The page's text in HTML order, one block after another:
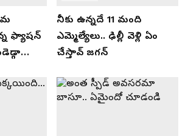
ఫ్యాషన్
నీకు ఉన్నదే 11 మంది
ఎమ్మెల్యేలు.. ఢిల్లీ వెళ్లి ఏం
చేస్తావ్ జగన్